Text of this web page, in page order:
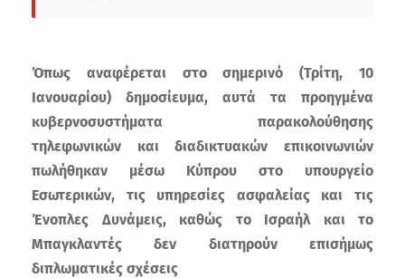
Όπως αναφέρεται στο σημερινό (Τρίτη, 10
Ιανουαρίου) δημοσίευμα, αυτά τα προηγμένα
κυβερνοσυστήματα παρακολούθησης
τηλεφωνικών και διαδικτυακών επικοινωνιών
πωλήθηκαν μέσω Κύπρου στο υπουργείο
Εσωτερικών, τις υπηρεσίες ασφαλείας και τις
Ένοπλες Δυνάμεις, καθώς το Ισραήλ και το
Μπαγκλαντές δεν διατηρούν επισήμως
διπλωματικές σχέσεις